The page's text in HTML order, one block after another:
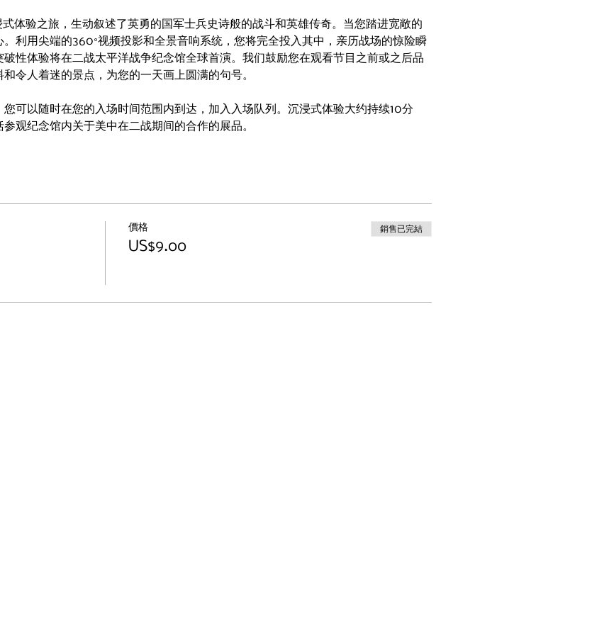
体验之旅，生动叙述了英勇的国军士兵史诗般的战斗和英雄传奇。当您踏进宽敞的
利用尖端的360°视频投影和全景音响系统，您将完全投入其中，亲历战场的惊险瞬
性体验将在二战太平洋战争纪念馆全球首演。我们鼓励您在观看节目之前或之后品
令人着迷的景点，为您的一天画上圆满的句号。
可以随时在您的入场时间范围内到达，加入入场队列。沉浸式体验大约持续10分
观纪念馆内关于美中在二战期间的合作的展品。
價格
US$9.00
銷售已完結